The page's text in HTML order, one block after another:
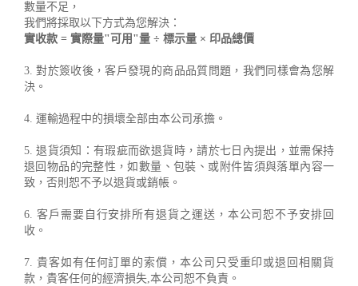
數量不足，
我們將採取以下方式為您解決：
實收款 = 實際量"可用"量 ÷ 標示量 × 印品總價
3. 對於簽收後，客戶發現的商品品質問題，我們同樣會為您解
決。
4. 運輸過程中的損壞全部由本公司承擔。
5. 退貨須知：有瑕疵而欲退貨時，請於七日內提出，並需保持
退回物品的完整性，如數量、包裝、或附件皆須與落單內容一
致，否則恕不予以退貨或銷帳。
6. 客戶需要自行安排所有退貨之運送，本公司恕不予安排回
收。
7. 貴客如有任何訂單的索償，本公司只受重印或退回相關貨
款，貴客任何的經濟損失,本公司恕不負責。